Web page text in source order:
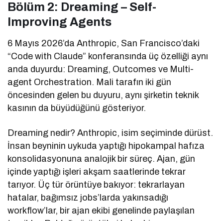
Bölüm 2: Dreaming – Self-
Improving Agents
6 Mayıs 2026’da Anthropic, San Francisco’daki
“Code with Claude” konferansında üç özelliği aynı
anda duyurdu: Dreaming, Outcomes ve Multi-
agent Orchestration. Mali tarafın iki gün
öncesinden gelen bu duyuru, aynı şirketin teknik
kasının da büyüdüğünü gösteriyor.
Dreaming nedir? Anthropic, isim seçiminde dürüst.
İnsan beyninin uykuda yaptığı hipokampal hafıza
konsolidasyonuna analojik bir süreç. Ajan, gün
içinde yaptığı işleri akşam saatlerinde tekrar
tarıyor. Üç tür örüntüye bakıyor: tekrarlayan
hatalar, bağımsız jobs’larda yakınsadığı
workflow’lar, bir ajan ekibi genelinde paylaşılan